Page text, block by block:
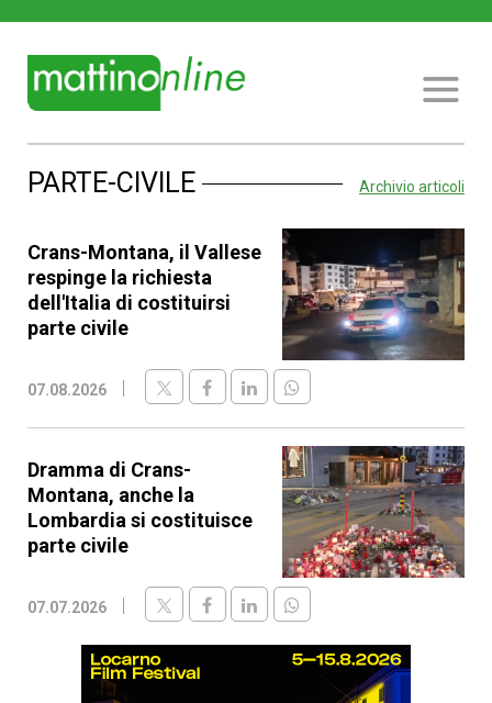
PARTE-CIVILE Archivio articoli
Crans-Montana, il Vallese
respinge la richiesta
dell'Italia di costituirsi
parte civile
07.08.2026
Dramma di Crans-
Montana, anche la
Lombardia si costituisce
parte civile
07.07.2026